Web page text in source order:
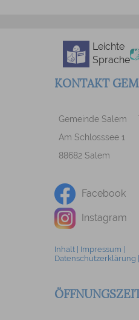
Leichte
Sprache
KONTAKT
Gemeinde Salem
Am Schlosssee 1
88682 Salem
Facebook
Instagram
Inhalt| Impressum
Datenschutzerklärung